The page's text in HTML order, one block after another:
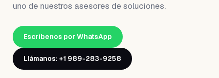
uno de nuestros asesores de soluciones.
Escríbenos por WhatsApp
Llámanos: +1 989-283-9258